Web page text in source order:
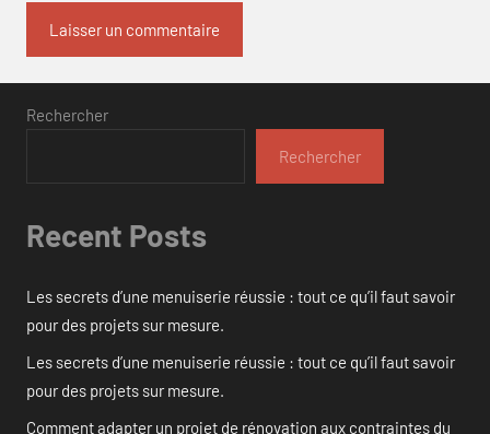
Rechercher
Rechercher
Recent Posts
Les secrets d’une menuiserie réussie : tout ce qu’il faut savoir
pour des projets sur mesure.
Les secrets d’une menuiserie réussie : tout ce qu’il faut savoir
pour des projets sur mesure.
Comment adapter un projet de rénovation aux contraintes du